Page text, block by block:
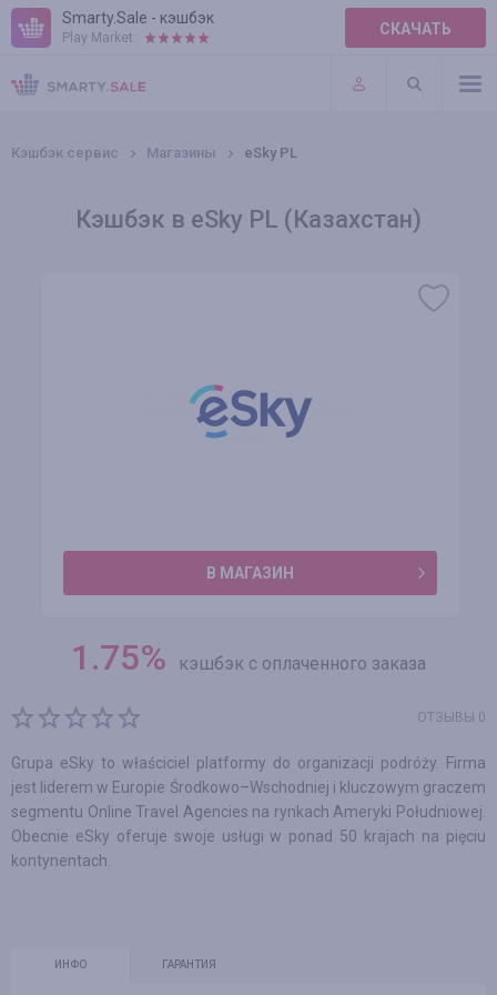
Smarty.Sale - кэшбэк
Play Market: СКАЧАТЬ
ПРАВИЛА
ПЛАГИНЫ
Кэшбэк сервис Магазины eSky PL
Кэшбэк в eSky PL (Казахстан)
В МАГАЗИН
1.75% кэшбэк с оплаченного заказа
ОТЗЫВЫ 0
Grupa eSky to właściciel platformy do organizacji podróży. Firma
jest liderem w Europie Środkowo–Wschodniej i kluczowym graczem
segmentu Online Travel Agencies na rynkach Ameryki Południowej.
Obecnie eSky oferuje swoje usługi w ponad 50 krajach na pięciu
kontynentach.
ИНФО ГАРАНТИЯ